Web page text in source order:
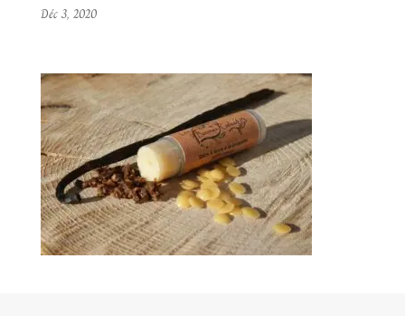
Déc 3, 2020